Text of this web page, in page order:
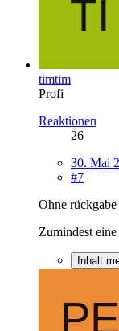
timtim
Profi
Reaktionen
26
30. Mai
#7
Ohne rückgabe
Zumindest
Inhalt